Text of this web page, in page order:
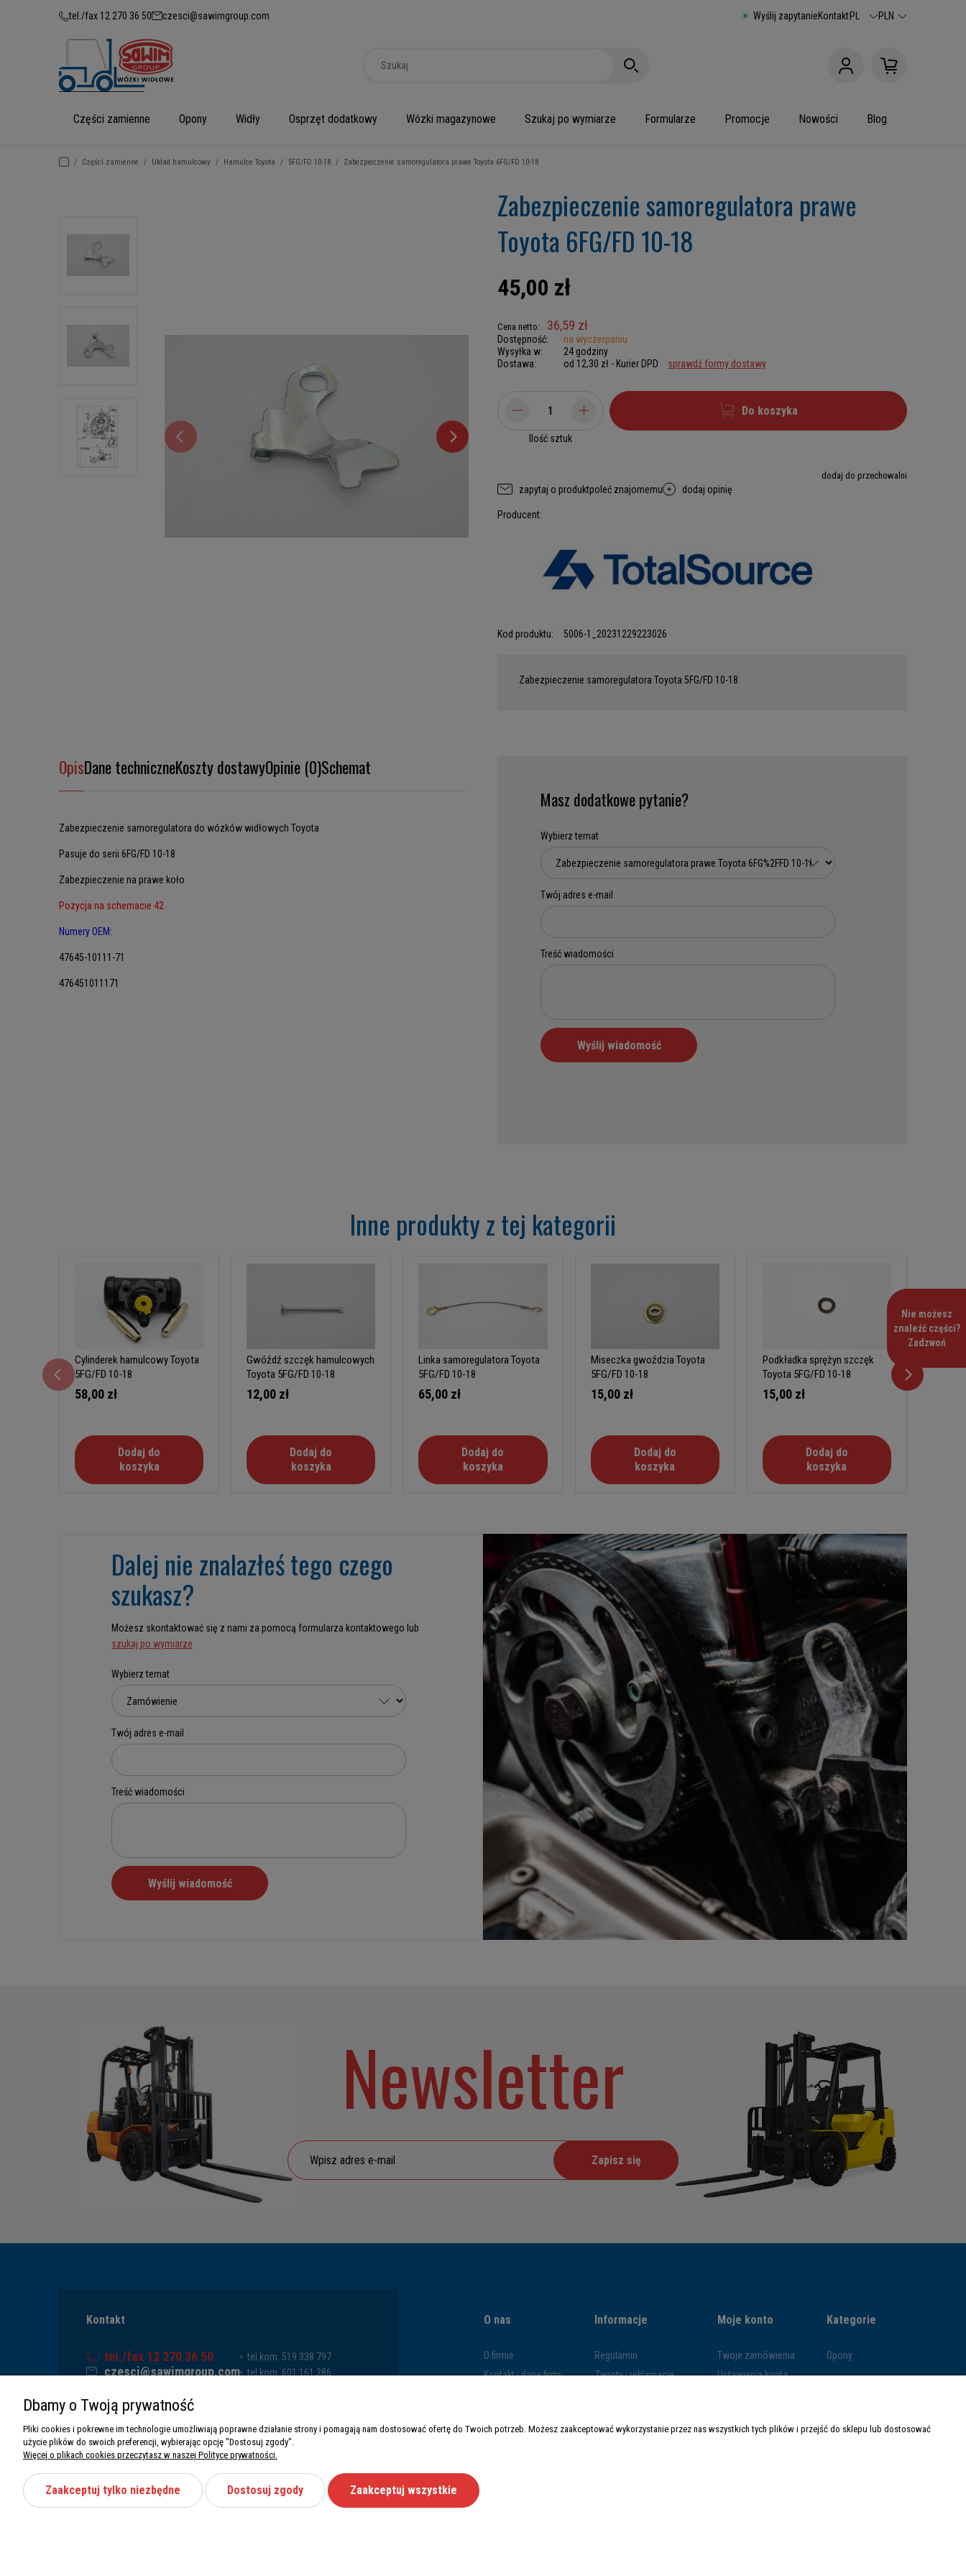
tel./fax 12 270 36 50 czesci@sawimgroup.com Wyślij zapytanieKontaktPL PLN
Części zamienne Opony Widły Osprzęt dodatkowy Wózki magazynowe Szukaj po wymiarze Formularze Promocje Nowości Blog
/ Części zamienne / Układ hamulcowy / Hamulce Toyota / 5FG/FD 10-18 / Zabezpieczenie samoregulatora prawe Toyota 6FG/FD 10-18
Zabezpieczenie samoregulatora prawe
Toyota 6FG/FD 10-18
45,00 zł
Cena netto: 36,59 zł
Dostępność:
na wyczerpaniu
Wysyłka w:
24 godziny
Dostawa:
od 12,30 zł - Kurier DPD sprawdź formy dostawy
Ilość sztuk
Do koszyka
dodaj do przechowalni
zapytaj o produktpoleć znajomemu dodaj opinię
Producent:
Kod produktu: 5006-1_20231229223026
Zabezpieczenie samoregulatora Toyota 5FG/FD 10-18
OpisDane techniczneKoszty dostawyOpinie (0)Schemat
Zabezpieczenie samoregulatora do wózków widłowych Toyota
Pasuje do serii 6FG/FD 10-18
Zabezpieczenie na prawe koło
Pozycja na schemacie 42
Numery OEM:
47645-10111-71
476451011171
Masz dodatkowe pytanie?
Inne produkty z tej kategorii
Cylinderek hamulcowy Toyota
5FG/FD 10-18
58,00 zł
Dodaj do
koszyka
Gwóźdź szczęk hamulcowych
Toyota 5FG/FD 10-18
12,00 zł
Dodaj do
koszyka
Linka samoregulatora Toyota
5FG/FD 10-18
65,00 zł
Dodaj do
koszyka
Miseczka gwoździa Toyota
5FG/FD 10-18
15,00 zł
Dodaj do
koszyka
Podkładka sprężyn szczęk
Toyota 5FG/FD 10-18
15,00 zł
Dodaj do
koszyka
Dalej nie znalazłeś tego czego
szukasz?
Możesz skontaktować się z nami za pomocą formularza kontaktowego lub
szukaj po wymiarze
Newsletter
Zapisz się
Kontakt
tel./fax 12 270 36 50
czesci@sawimgroup.com
32-080 Zabierzów
NIP: 5130284470
REGON: 5246591010
tel.kom. 519 338 797
tel.kom. 601 161 286
O nas
O firmie
Kontakt i dane firmy
Informacje
Regulamin
Zwroty i reklamacje
Czas i koszty dostawy
Moje konto
Twoje zamówienia
Ustawienia konta
Kategorie
Opony
Nie możesz
znaleźć części?
Zadzwoń
Dbamy o Twoją prywatność
Pliki cookies i pokrewne im technologie umożliwiają poprawne działanie strony i pomagają nam dostosować ofertę do Twoich potrzeb. Możesz zaakceptować wykorzystanie przez nas wszystkich tych plików i przejść do sklepu lub dostosować
użycie plików do swoich preferencji, wybierając opcję "Dostosuj zgody".
Więcej o plikach cookies przeczytasz w naszej Polityce prywatności.
Zaakceptuj tylko niezbędne Dostosuj zgody Zaakceptuj wszystkie